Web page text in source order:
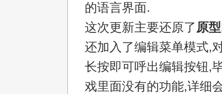
的语言界面.
这次更新主要还原了 原
还加入了编辑菜单模式,
长按即可呼出编辑按钮,
戏里面没有的功能,详细